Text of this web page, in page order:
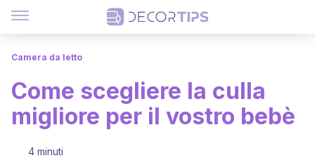
Camera da letto
Come scegliere la culla
migliore per il vostro bebè
4 minuti